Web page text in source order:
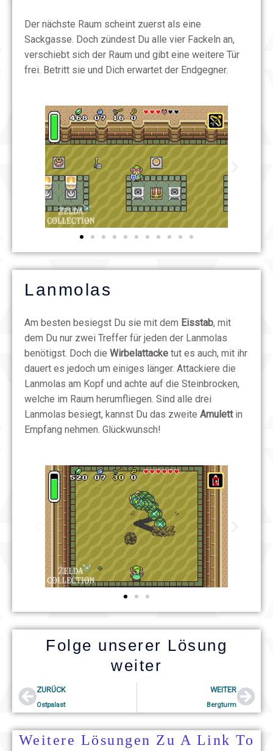
Der nächste Raum scheint zuerst als eine
Sackgasse. Doch zündest Du alle vier Fackeln an,
verschiebt sich der Raum und gibt eine weitere Tür
frei. Betritt sie und Dich erwartet der Endgegner.
Lanmolas
Am besten besiegst Du sie mit dem Eisstab, mit
dem Du nur zwei Treffer für jeden der Lanmolas
benötigst. Doch die Wirbelattacke tut es auch, mit ihr
dauert es jedoch um einiges länger. Attackiere die
Lanmolas am Kopf und achte auf die Steinbrocken,
welche im Raum herumfliegen. Sind alle drei
Lanmolas besiegt, kannst Du das zweite Amulettin
Empfang nehmen. Glückwunsch!
Folge unserer Lösung
weiter
Prev
ZURÜCK
Ostpalast
WEITER
Bergturm
Weitere Lösungen Zu A Link To